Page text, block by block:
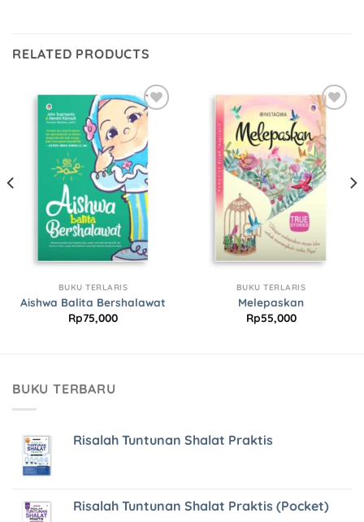
RELATED PRODUCTS
Add to
Wishlist
BUKU TERLARIS
Aishwa Balita Bershalawat
Rp75,000
Add to
Wishlist
BUKU TERLARIS
Melepaskan
Rp55,000
BUKU TERBARU
Risalah Tuntunan Shalat Praktis
Risalah Tuntunan Shalat Praktis (Pocket)